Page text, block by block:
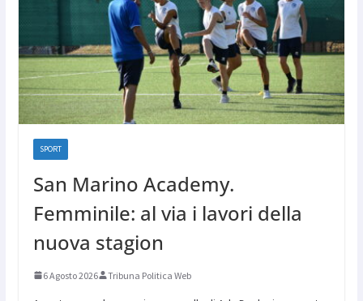
SPORT
San Marino Academy.
Femminile: al via i lavori della
nuova stagion
6 Agosto 2026 Tribuna Politica Web